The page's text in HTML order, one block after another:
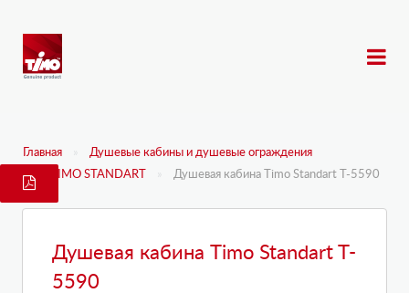
Главная
Душевые кабины и душевые ограждения
TIMO STANDART
Душевая кабина Timo Standart T-5590
Душевая кабина Timo Standart T-
5590